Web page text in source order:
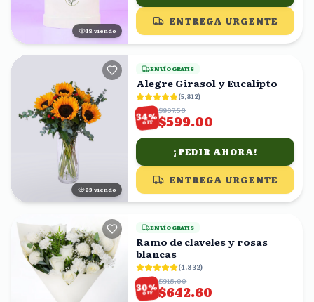
19 viendo
ENTREGA URGENTE
22 viendo
ENVÍO GRATIS
Alegre Girasol y Eucalipto
(5,812)
34%
OFF
$907.58
$599.00
¡PEDIR AHORA!
ENTREGA URGENTE
ENVÍO GRATIS
Ramo de claveles y rosas
blancas
(4,832)
30%
OFF
$918.00
$642.60